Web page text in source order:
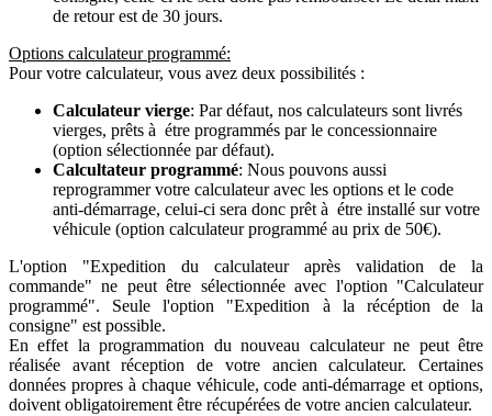
de retour est de 30 jours.
Options calculateur programmé:
Pour votre calculateur, vous avez deux possibilités :
Calculateur vierge: Par défaut, nos calculateurs sont livrés
vierges, prêts à étre programmés par le concessionnaire
(option sélectionnée par défaut).
Calcultateur programmé: Nous pouvons aussi
reprogrammer votre calculateur avec les options et le code
anti-démarrage, celui-ci sera donc prêt à étre installé sur votre
véhicule (option calculateur programmé au prix de 50€).
L'option "Expedition du calculateur après validation de la
commande" ne peut être sélectionnée avec l'option "Calculateur
programmé". Seule l'option "Expedition à la récéption de la
consigne" est possible.
En effet la programmation du nouveau calculateur ne peut être
réalisée avant réception de votre ancien calculateur. Certaines
données propres à chaque véhicule, code anti-démarrage et options,
doivent obligatoirement être récupérées de votre ancien calculateur.